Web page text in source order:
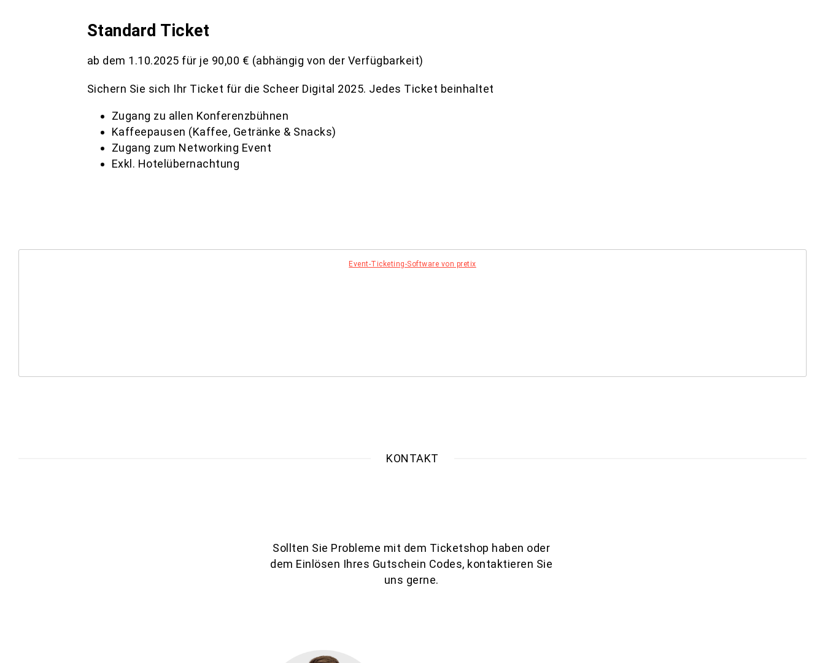
Standard Ticket
ab dem 1.10.2025 für je 90,00 € (abhängig von der Verfügbarkeit)
Sichern Sie sich Ihr Ticket für die Scheer Digital 2025. Jedes Ticket beinhaltet
Zugang zu allen Konferenzbühnen
Kaffeepausen (Kaffee, Getränke & Snacks)
Zugang zum Networking Event
Exkl. Hotelübernachtung
Event-Ticketing-Software von pretix
KONTAKT
Sollten Sie Probleme mit dem Ticketshop haben oder
dem Einlösen Ihres Gutschein Codes, kontaktieren Sie
uns gerne.